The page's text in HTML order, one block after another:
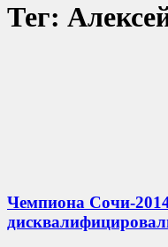
Тег:
Чемпиона Сочи-